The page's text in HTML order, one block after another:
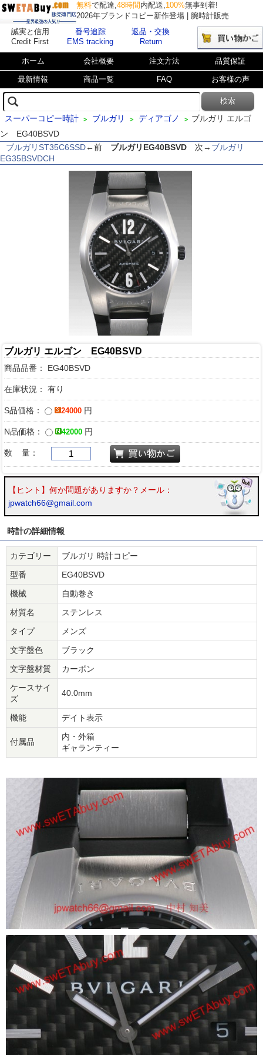
無料で配達,48時間 内配送,100%無事到着!
2026年ブランドコピー新作登場 | 腕時計販売
誠実と信用
Credit First
番号追踪
EMS tracking
返品・交換
Return
ホーム 会社概要 注文方法 品質保証
最新情報 商品一覧 FAQ お客様の声
スーパーコピー時計 > ブルガリ > ディアゴノ > ブルガリ エルゴ
ン EG40BSVD
ブルガリST35C6SSD←前 ブルガリEG40BSVD 次→ ブルガリ
EG35BSVDCH
ブルガリ エルゴン EG40BSVD
商品品番： EG40BSVD
在庫状況： 有り
S品価格： 24000 円
N品価格： 42000 円
数 量：
【ヒント】何か問題がありますか？メール：
jpwatch66@gmail.com
時計の詳細情報
カテゴリー
ブルガリ 時計コピー
型番
EG40BSVD
機械
自動巻き
材質名
ステンレス
タイプ
メンズ
文字盤色
ブラック
文字盤材質
カーボン
ケースサイ
ズ
40.0mm
機能 デイト表示
付属品
内・外箱
ギャランティー